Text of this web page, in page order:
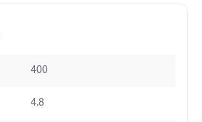
400
4.8